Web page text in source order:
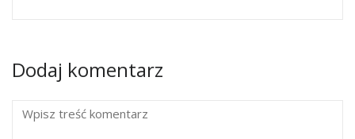
Dodaj komentarz